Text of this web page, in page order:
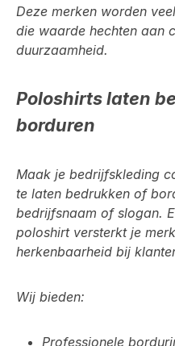
Deze merken worden
die waarde hechten aan
duurzaamheid.
Poloshirts laten
borduren
Maak je bedrijfskleding
te laten bedrukken of
bedrijfsnaam of slogan.
poloshirt versterkt je
herkenbaarheid bij
Wij bieden:
Professionele